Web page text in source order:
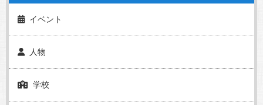
イベント
人物
学校